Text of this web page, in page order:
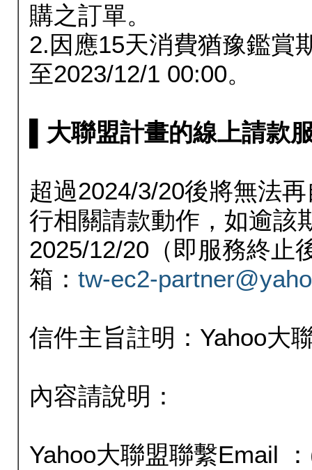
購之訂單。
2.因應15天消費猶豫鑑賞
至2023/12/1 00:00。
▌大聯盟計畫的線上請款
超過2024/3/20後將無法
行相關請款動作，如逾該
2025/12/20（即服務終止
箱： tw-ec2-
信件主旨註明：Yahoo大
內容請說明：
Yahoo大聯盟聯繫Email